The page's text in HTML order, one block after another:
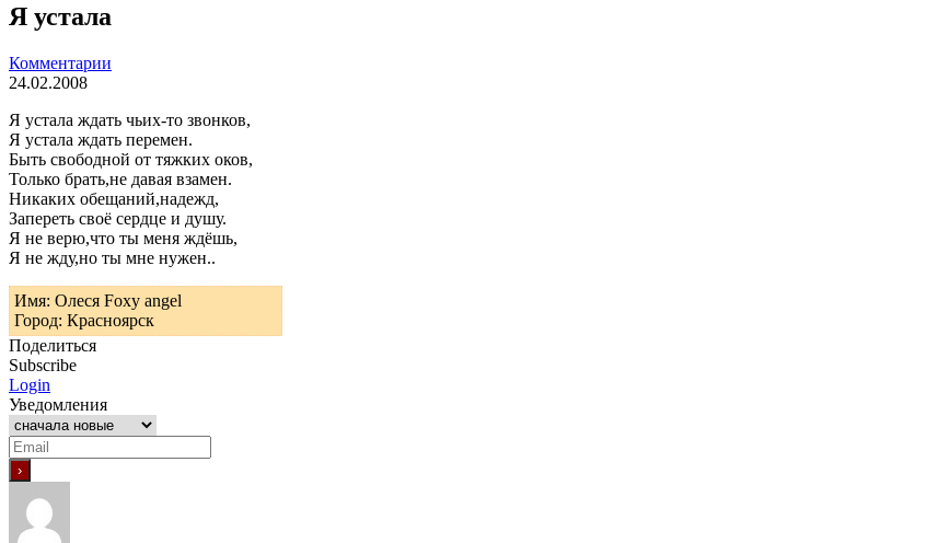
Я устала
Комментарии
24.02.2008
Я устала ждать чьих-то звонков,
Я устала ждать перемен.
Быть свободной от тяжких оков,
Только брать,не давая взамен.
Никаких обещаний,надежд,
Запереть своё сердце и душу.
Я не верю,что ты меня ждёшь,
Я не жду,но ты мне нужен..
Имя: Олеся Foxy angel
Город: Красноярск
Поделиться
Subscribe
Login
Уведомления